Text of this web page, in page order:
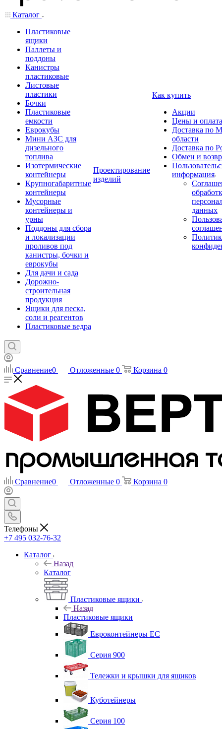
Каталог
Пластиковые
ящики
Паллеты и
поддоны
Канистры
пластиковые
Листовые
пластики
Бочки
Пластиковые
емкости
Еврокубы
Мини АЗС для
дизельного
топлива
Изотермические
контейнеры
Крупногабаритные
контейнеры
Мусорные
контейнеры и
урны
Поддоны для сбора
и локализации
проливов под
канистры, бочки и
еврокубы
Для дачи и сада
Дорожно-
строительная
продукция
Ящики для песка,
соли и реагентов
Пластиковые ведра
Проектирование
изделий
Как купить
Акции
Цены и оплата
Доставка по
области
Доставка по
Обмен и
информация
данных
Сравнение0 Отложенные 0 Корзина 0
Сравнение0 Отложенные 0 Корзина 0
Телефоны
+7 495 032-76-32
Каталог
Назад
Каталог
Пластиковые ящики
Назад
Пластиковые ящики
Евроконтейнеры ЕС
Серия 900
Тележки и крышки для ящиков
Куботейнеры
Серия 100